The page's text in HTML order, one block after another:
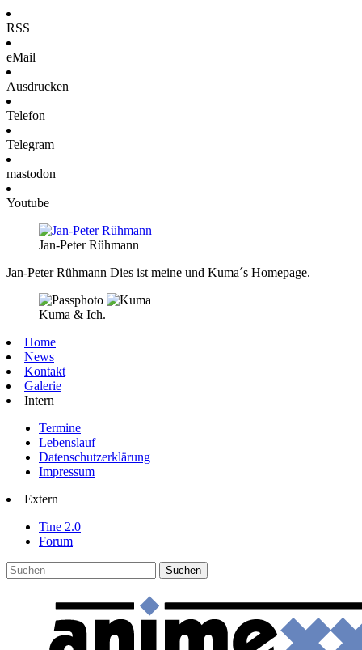
RSS
eMail
Ausdrucken
Telefon
Telegram
mastodon
Youtube
Jan-Peter Rühmann
Jan-Peter Rühmann Dies ist meine und Kuma´s Homepage.
Kuma & Ich.
Home
News
Kontakt
Galerie
Intern
Termine
Lebenslauf
Datenschutzerklärung
Impressum
Extern
Tine 2.0
Forum